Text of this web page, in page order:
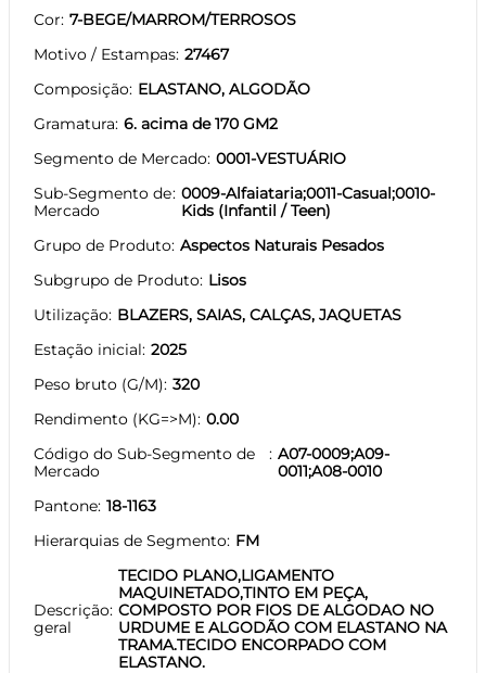
Cor 7-BEGE/MARROM/TERROSOS
Motivo / Estampas 27467
Composição ELASTANO, ALGODÃO
Gramatura 6. acima de 170 GM2
Segmento de Mercado 0001-VESTUÁRIO
Sub-Segmento de
Mercado
0009-Alfaiataria;0011-Casual;0010-
Kids (Infantil / Teen)
Grupo de Produto Aspectos Naturais Pesados
Subgrupo de Produto Lisos
Utilização BLAZERS, SAIAS, CALÇAS, JAQUETAS
Estação inicial 2025
Peso bruto (G/M) 320
Rendimento (KG=>M) 0.00
Código do Sub-Segmento de
Mercado
A07-0009;A09-
0011;A08-0010
Pantone 18-1163
Hierarquias de Segmento FM
Descrição
geral
TECIDO PLANO,LIGAMENTO
MAQUINETADO,TINTO EM PEÇA,
COMPOSTO POR FIOS DE ALGODAO NO
URDUME E ALGODÃO COM ELASTANO NA
TRAMA.TECIDO ENCORPADO COM
ELASTANO.